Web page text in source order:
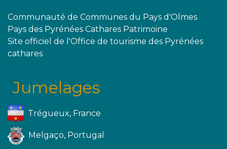
Communauté de Communes du Pays d'Olmes
Pays des Pyrénées Cathares Patrimoine
Site officiel de l'Office de tourisme des Pyrénées
cathares
Jumelages
Trégueux, France
Melgaço, Portugal